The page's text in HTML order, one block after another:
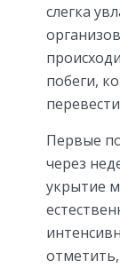
слегка
побеги,
Первые
через
укрытие